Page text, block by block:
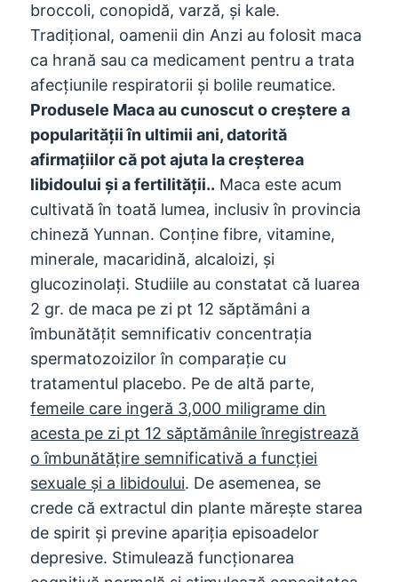
broccoli, conopidă, varză, și kale.
Tradiţional, oamenii din Anzi au folosit maca
ca hrană sau ca medicament pentru a trata
afecțiunile respiratorii și bolile reumatice.
Produsele Maca au cunoscut o creștere a
popularității în ultimii ani, datorită
afirmațiilor că pot ajuta la creșterea
libidoului și a fertilității.. Maca este acum
cultivată în toată lumea, inclusiv în provincia
chineză Yunnan. Conține fibre, vitamine,
minerale, macaridină, alcaloizi, și
glucozinolați. Studiile au constatat că luarea
2 gr. de maca pe zi pt 12 săptămâni a
îmbunătățit semnificativ concentrația
spermatozoizilor în comparație cu
tratamentul placebo. Pe de altă parte,
femeile care ingeră 3,000 miligrame din
acesta pe zi pt 12 săptămânile înregistrează
o îmbunătățire semnificativă a funcției
sexuale și a libidoului. De asemenea, se
crede că extractul din plante mărește starea
de spirit și previne apariția episoadelor
depresive. Stimulează funcționarea